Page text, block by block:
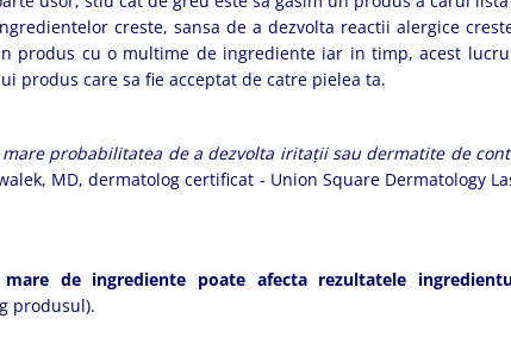
creste, sansa de a dezvolta reactii alergice
produs cu o multime de ingrediente iar in timp, acest
care sa fie acceptat de catre pielea ta.
probabilitatea de a dezvolta iritații sau dermatite de
MD, dermatolog certificat - Union Square Dermatology
mare de ingrediente poate afecta rezultatele
produsul).